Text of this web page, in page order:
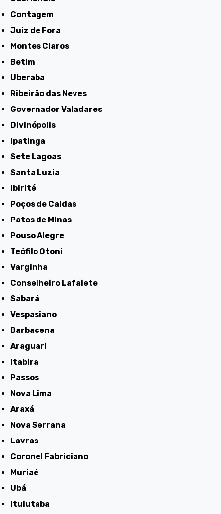
Contagem
Juiz de Fora
Montes Claros
Betim
Uberaba
Ribeirão das Neves
Governador Valadares
Divinópolis
Ipatinga
Sete Lagoas
Santa Luzia
Ibirité
Poços de Caldas
Patos de Minas
Pouso Alegre
Teófilo Otoni
Varginha
Conselheiro Lafaiete
Sabará
Vespasiano
Barbacena
Araguari
Itabira
Passos
Nova Lima
Araxá
Nova Serrana
Lavras
Coronel Fabriciano
Muriaé
Ubá
Ituiutaba